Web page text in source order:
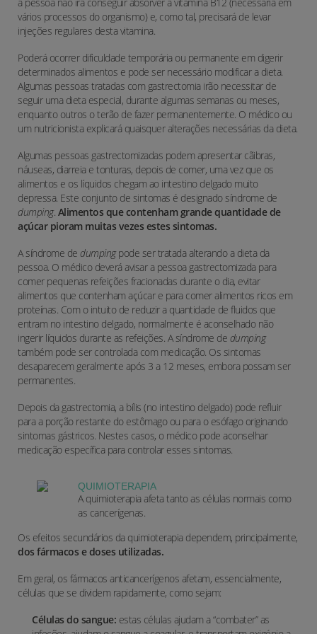
vários processos do organismo) e, como tal, precisará de levar
injeções regulares desta vitamina.
Poderá ocorrer dificuldade temporária ou permanente em digerir
determinados alimentos e pode ser necessário modificar a dieta.
Algumas pessoas tratadas com gastrectomia irão necessitar de
seguir uma dieta especial, durante algumas semanas ou meses,
enquanto outros o terão de fazer permanentemente. O médico ou
um nutricionista explicará quaisquer alterações necessárias da dieta.
Algumas pessoas gastrectomizadas podem apresentar cãibras,
náuseas, diarreia e tonturas, depois de comer, uma vez que os
alimentos e os líquidos chegam ao intestino delgado muito
depressa. Este conjunto de sintomas é designado síndrome de
dumping. Alimentos que contenham grande quantidade de
açúcar pioram muitas vezes estes sintomas.
A síndrome de dumpingpode ser tratada alterando a dieta da
pessoa. O médico deverá avisar a pessoa gastrectomizada para
comer pequenas refeições fracionadas durante o dia, evitar
alimentos que contenham açúcar e para comer alimentos ricos em
proteínas. Com o intuito de reduzir a quantidade de fluidos que
entram no intestino delgado, normalmente é aconselhado não
ingerir líquidos durante as refeições. A síndrome de dumping
também pode ser controlada com medicação. Os sintomas
desaparecem geralmente após 3 a 12 meses, embora possam ser
permanentes.
Depois da gastrectomia, a bílis (no intestino delgado) pode refluir
para a porção restante do estômago ou para o esófago originando
sintomas gástricos. Nestes casos, o médico pode aconselhar
medicação específica para controlar esses sintomas.
QUIMIOTERAPIA
A quimioterapia afeta tanto as células normais como
as cancerígenas.
Os efeitos secundários da quimioterapia dependem, principalmente,
dos fármacos e doses utilizadas.
Em geral, os fármacos anticancerígenos afetam, essencialmente,
células que se dividem rapidamente, como sejam:
Células do sangue: estas células ajudam a “combater” as